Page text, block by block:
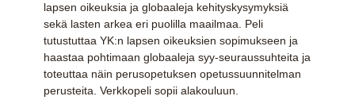
lapsen oikeuksia ja globaaleja kehityskysymyksiä
sekä lasten arkea eri puolilla maailmaa. Peli
tutustuttaa YK:n lapsen oikeuksien sopimukseen ja
haastaa pohtimaan globaaleja syy-seuraussuhteita ja
toteuttaa näin perusopetuksen opetussuunnitelman
perusteita. Verkkopeli sopii alakouluun.